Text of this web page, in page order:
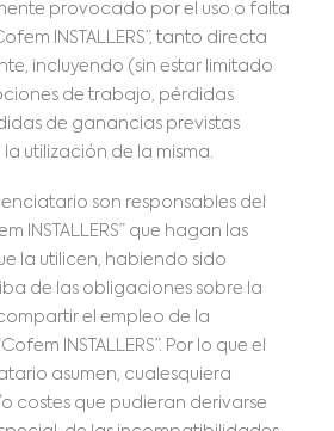
provocado por el uso o falta
INSTALLERS”, tanto directa
incluyendo (sin estar limitado
de trabajo, pérdidas
de ganancias previstas
utilización de la misma.
son responsables del
INSTALLERS” que hagan las
la utilicen, habiendo sido
de las obligaciones sobre la
el empleo de la
INSTALLERS”. Por lo que el
asumen, cualesquiera
costes que pudieran derivarse